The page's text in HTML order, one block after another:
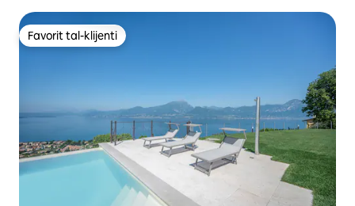
Favorit tal-klijenti
Favorit tal-klijenti